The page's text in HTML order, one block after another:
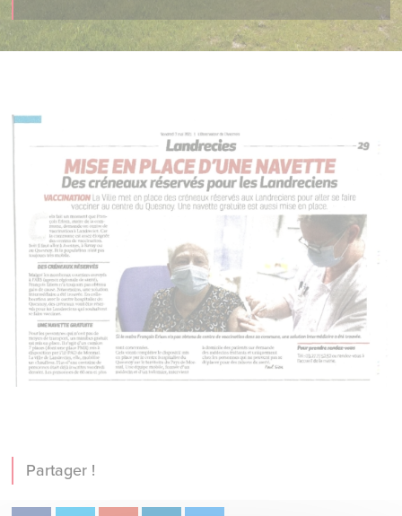
Partager !